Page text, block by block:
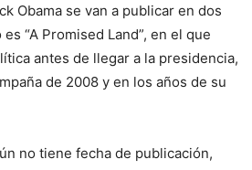
Obama se van a publicar en dos
“A Promised Land”, en el que
antes de llegar a la presidencia,
de 2008 y en los años de su
no tiene fecha de publicación,